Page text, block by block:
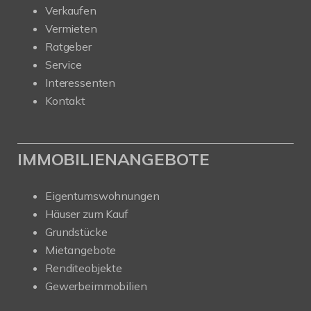
Verkaufen
Vermieten
Ratgeber
Service
Interessenten
Kontakt
IMMOBILIENANGEBOTE
Eigentumswohnungen
Häuser zum Kauf
Grundstücke
Mietangebote
Renditeobjekte
Gewerbeimmobilien